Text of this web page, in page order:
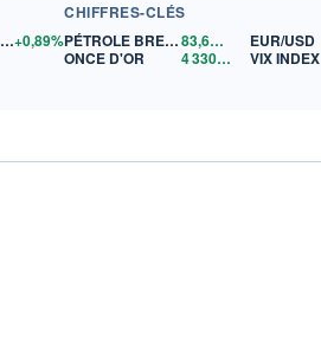
30 062,25+0,89%
CHIFFRES-CLÉS
PÉTROLE BRENT
83,60$US
ONCE D'OR
4 330,25 $US
EUR/USD
VIX INDEX